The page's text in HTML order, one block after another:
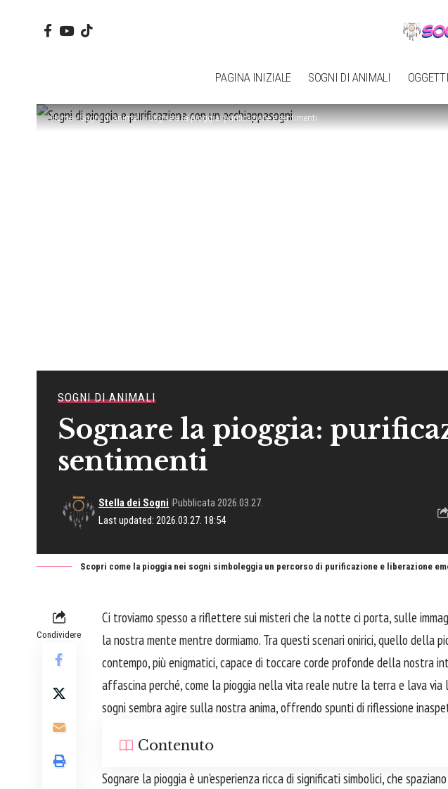
PAGINA INIZIALE SOGNI DI ANIMALI OGGETTI
Home»Sogni di animali»Sognare la pioggia: purificazione e sentimenti
SOGNI DI ANIMALI
Sognare la pioggia:
sentimenti
Last updated: 2026.03.27. 18:54
Stella dei Sogni Pubblicata 2026.03.27.
Scopri come la pioggia nei sogni simboleggia un percorso di purificazione e liberazione
Condividere
Ci troviamo spesso a riflettere sui misteri che la notte ci porta, sulle
la nostra mente mentre dormiamo. Tra questi scenari onirici, quello della
contempo, più enigmatici, capace di toccare corde profonde della nostra
affascina perché, come la pioggia nella vita reale nutre la terra e lava via
sogni sembra agire sulla nostra anima, offrendo spunti di riflessione
Contenuto
Sognare la pioggia è un'esperienza ricca di significati simbolici, che